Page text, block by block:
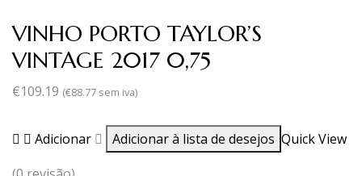
VINHO PORTO TAYLOR’S
VINTAGE 2017 0,75
€109.19 (€88.77 sem iva)
Adicionar Adicionar à lista de desejos Quick View